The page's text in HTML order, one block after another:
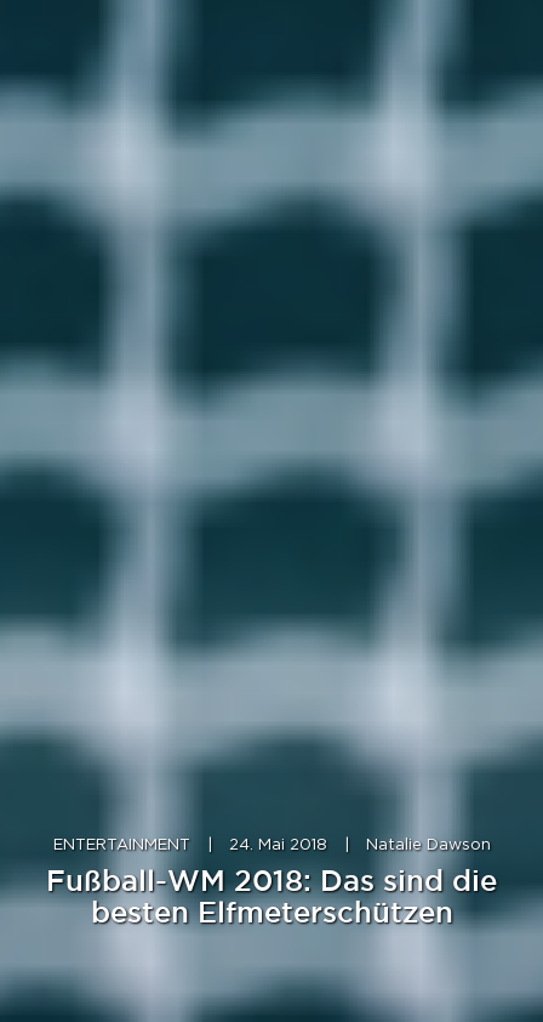
ENTERTAINMENT 24. Mai 2018 Natalie Dawson
Fußball-WM 2018: Das sind die
besten Elfmeterschützen